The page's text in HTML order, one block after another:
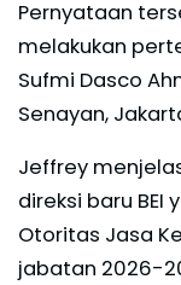
Pernyataan
melakukan
Sufmi Dasco
Senayan,
Jeffrey
direksi baru
Otoritas Jasa
jabatan 2026-